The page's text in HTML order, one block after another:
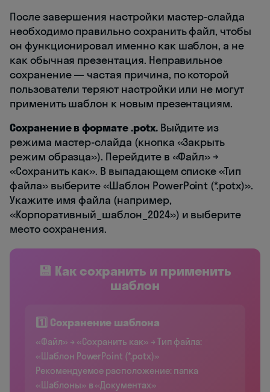
После завершения настройки мастер-слайда
необходимо правильно сохранить файл, чтобы
он функционировал именно как шаблон, а не
как обычная презентация. Неправильное
сохранение — частая причина, по которой
пользователи теряют настройки или не могут
применить шаблон к новым презентациям.
Сохранение в формате .potx.Выйдите из
режима мастер-слайда (кнопка «Закрыть
режим образца»). Перейдите в «Файл» →
«Сохранить как». В выпадающем списке «Тип
файла» выберите «Шаблон PowerPoint (*.potx)».
Укажите имя файла (например,
«Корпоративный_шаблон_2024») и выберите
место сохранения.
💾 Как сохранить и применить
шаблон
1️⃣ Сохранение шаблона
«Файл» → «Сохранить как» → Тип файла:
«Шаблон PowerPoint (*.potx)»
Рекомендуемое расположение: папка
«Шаблоны» в «Документах»